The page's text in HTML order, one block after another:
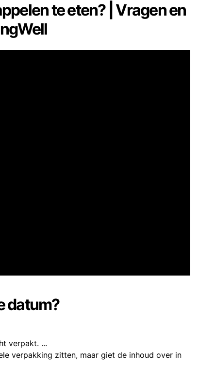
te eten? | Vragen en
datum?
verpakt. ...
verpakking zitten, maar giet de inhoud over in